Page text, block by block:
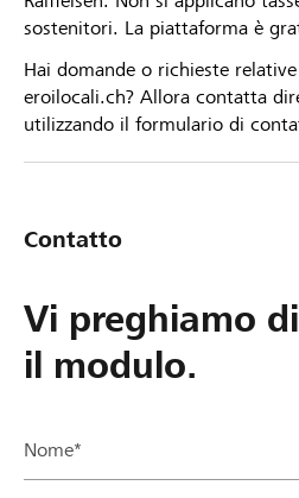
sostenitori. La piattaforma è
Hai domande o richieste
eroilocali.ch? Allora contatta
utilizzando il formulario di
Contatto
Vi preghiamo
il modulo.
Nome*